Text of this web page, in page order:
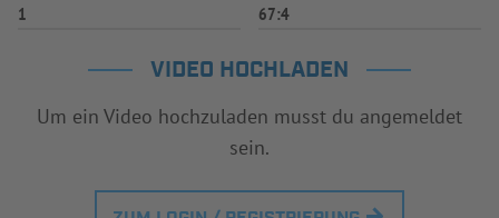
1 67:4
VIDEO HOCHLADEN
Um ein Video hochzuladen musst du angemeldet
sein.